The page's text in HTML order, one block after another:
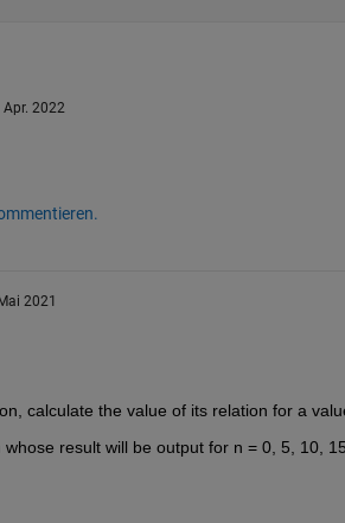
2022
2021
calculate the value of its relation for a
result will be output for n = 0, 5, 10,